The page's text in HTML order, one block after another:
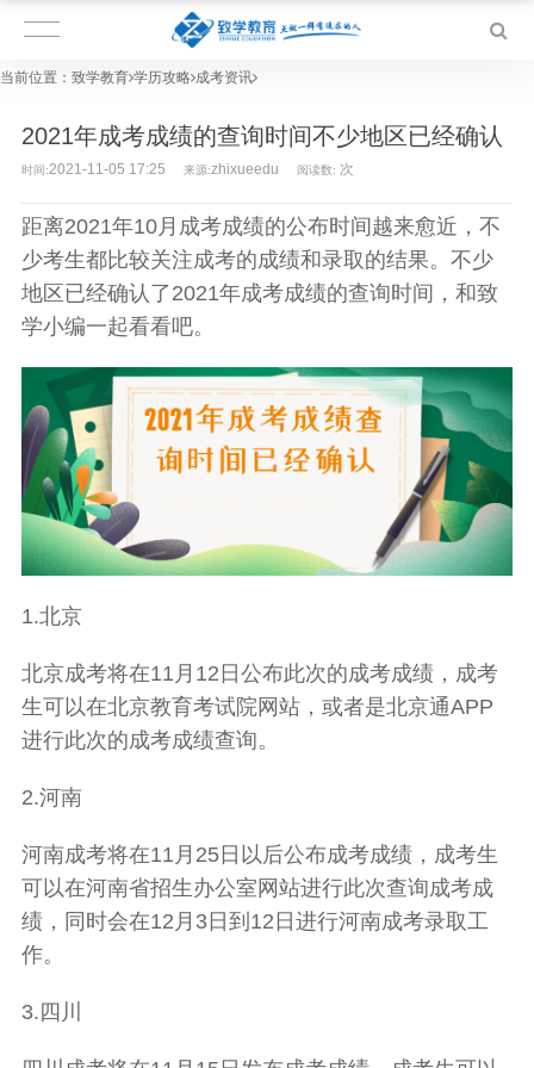
当前位置： 致学教育 学历攻略 成考资讯
2021年成考成绩的查询时间不少地区已经确认
时间:2021-11-05 17:25 来源:zhixueedu 阅读数: 次
距离2021年10月 成考成绩的公布时间越来愈近，不
少考生都比较关注成考的成绩和录取的结果。不少
地区已经确认了2021年成考成绩的查询时间，和致
学小编一起看看吧。
1.北京
北京成考将在11月12日公布此次的成考成绩，成考
生可以在北京教育考试院网站，或者是北京通APP
进行此次的成考成绩查询。
2.河南
河南成考将在11月25日以后公布成考成绩，成考生
可以在河南省招生办公室网站进行此次查询成考成
绩，同时会在12月3日到12日进行河南成考录取工
作。
3.四川